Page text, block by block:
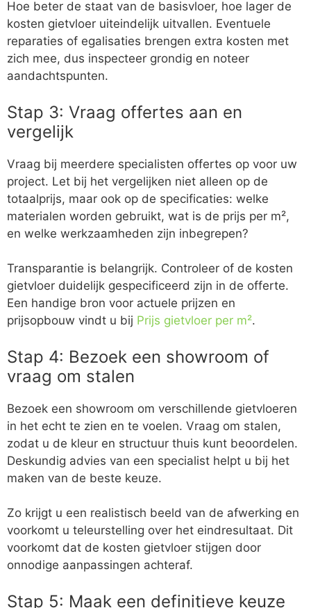
Hoe beter de staat van de basisvloer, hoe lager de
kosten gietvloer uiteindelijk uitvallen. Eventuele
reparaties of egalisaties brengen extra kosten met
zich mee, dus inspecteer grondig en noteer
aandachtspunten.
Stap 3: Vraag offertes aan en
vergelijk
Vraag bij meerdere specialisten offertes op voor uw
project. Let bij het vergelijken niet alleen op de
totaalprijs, maar ook op de specificaties: welke
materialen worden gebruikt, wat is de prijs per m²,
en welke werkzaamheden zijn inbegrepen?
Transparantie is belangrijk. Controleer of de kosten
gietvloer duidelijk gespecificeerd zijn in de offerte.
Een handige bron voor actuele prijzen en
prijsopbouw vindt u bij Prijs gietvloer per m².
Stap 4: Bezoek een showroom of
vraag om stalen
Bezoek een showroom om verschillende gietvloeren
in het echt te zien en te voelen. Vraag om stalen,
zodat u de kleur en structuur thuis kunt beoordelen.
Deskundig advies van een specialist helpt u bij het
maken van de beste keuze.
Zo krijgt u een realistisch beeld van de afwerking en
voorkomt u teleurstelling over het eindresultaat. Dit
voorkomt dat de kosten gietvloer stijgen door
onnodige aanpassingen achteraf.
Stap 5: Maak een definitieve keuze